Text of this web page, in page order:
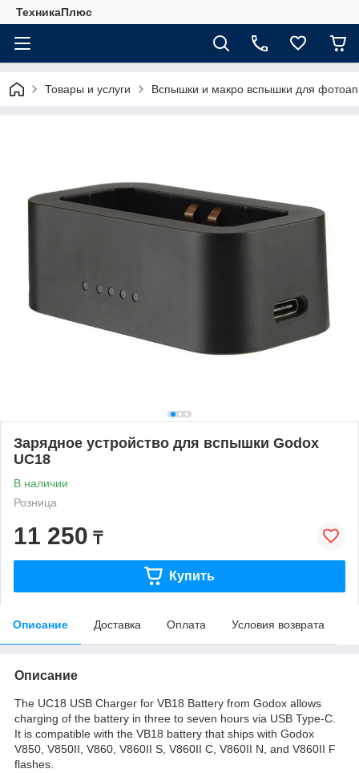
ТехникаПлюс
Товары и услуги Вспышки и макро вспышки для
Зарядное устройство для вспышки Godox
UC18
В наличии
Розница
11 250 ₸
Купить
Описание Доставка Оплата Условия возврата
Описание
The UC18 USB Charger for VB18 Battery from Godox allows
charging of the battery in three to seven hours via USB Type-C.
It is compatible with the VB18 battery that ships with Godox
V850, V850II, V860, V860II S, V860II C, V860II N, and V860II F
flashes.